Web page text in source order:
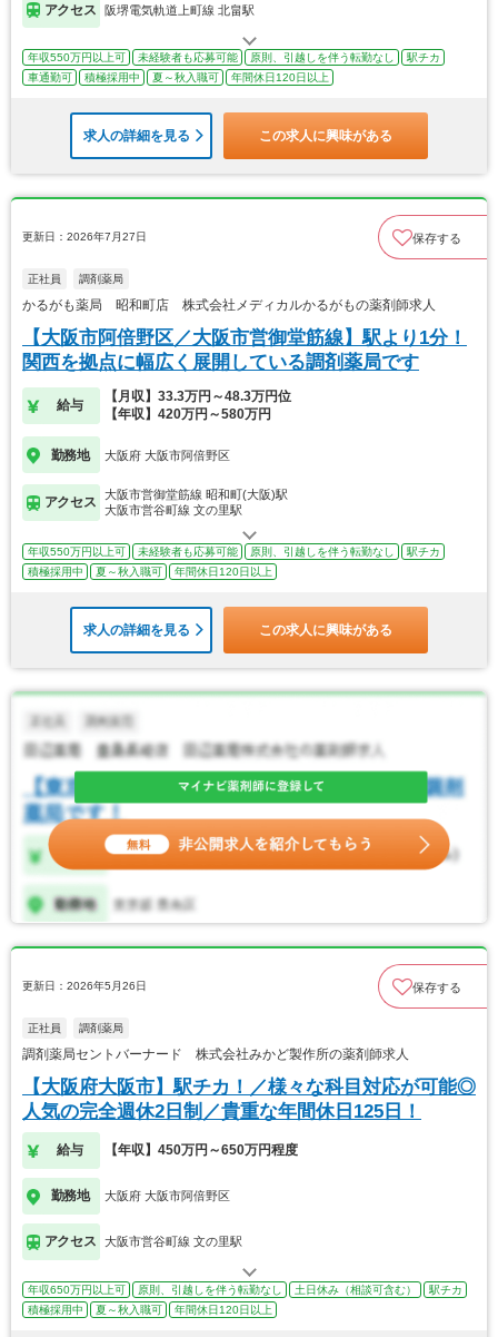
アクセス 阪堺電気軌道上町線 北畠駅
年収550万円以上可 未経験者も応募可能 原則、引越しを伴う転勤なし
駅チカ
車通勤可
積極採用中 夏～秋入職可 年間休日120日以上
求人の詳細を見る この求人に興味がある
更新日：2026年7月27日 保存する
正社員 調剤薬局
かるがも薬局 昭和町店 株式会社メディカルかるがもの薬剤師求人
【大阪市阿倍野区／大阪市営御堂筋線】駅より1分！
関西を拠点に幅広く展開している調剤薬局です
給与
【月収】33.3万円～48.3万円位
【年収】420万円～580万円
勤務地 大阪府 大阪市阿倍野区
アクセス
大阪市営御堂筋線 昭和町(大阪)駅
大阪市営谷町線 文の里駅
年収550万円以上可 未経験者も応募可能 原則、引越しを伴う転勤なし
駅チカ
積極採用中
夏～秋入職可 年間休日120日以上
求人の詳細を見る この求人に興味がある
更新日：2026年5月26日 保存する
正社員 調剤薬局
調剤薬局セントバーナード 株式会社みかど製作所の薬剤師求人
【大阪府大阪市】駅チカ！／様々な科目対応が可能◎
人気の完全週休2日制／貴重な年間休日125日！
給与 【年収】450万円～650万円程度
勤務地 大阪府 大阪市阿倍野区
アクセス 大阪市営谷町線 文の里駅
年収650万円以上可 原則、引越しを伴う転勤なし 土日休み（相談可含む）
駅チカ
積極採用中
夏～秋入職可 年間休日120日以上